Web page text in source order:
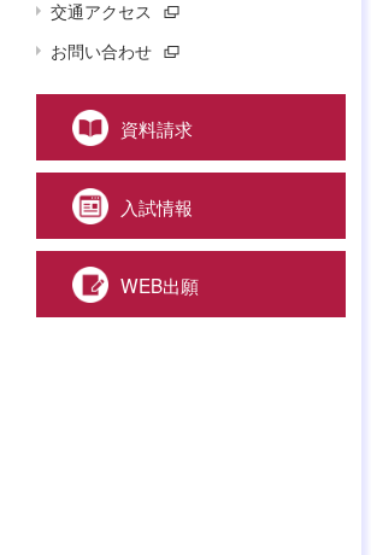
交通アクセス
お問い合わせ
資料請求
入試情報
WEB出願